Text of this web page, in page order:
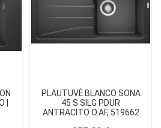
|
PLAUTUVĖ BLANCO SONA
45 S SILG PDUR
ANTRACITO O.AF, 519662